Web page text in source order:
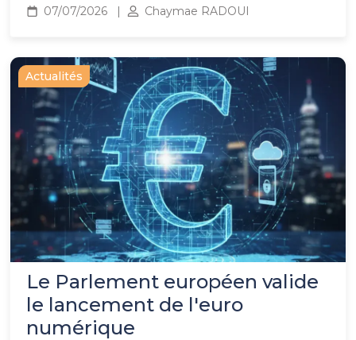
07/07/2026 Chaymae RADOUI
Actualités
Le Parlement européen valide
le lancement de l'euro
numérique